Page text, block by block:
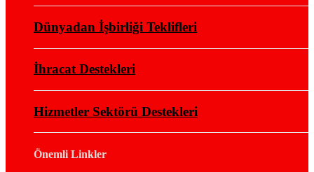
Dünyadan İşbirliği Teklifleri
İhracat Destekleri
Hizmetler Sektörü Destekleri
Önemli Linkler